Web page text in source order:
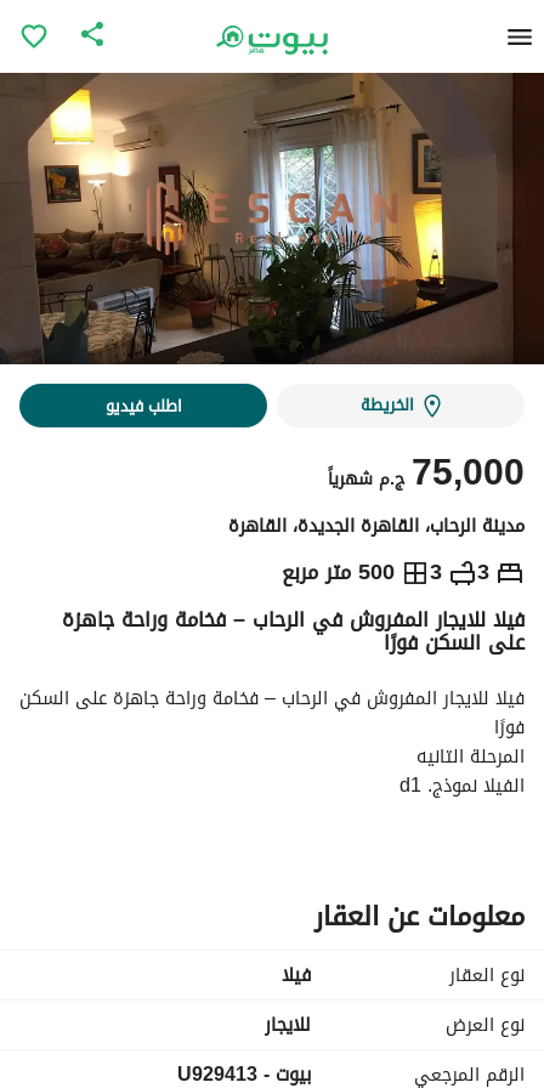
الخريطة اطلب فيديو
ج.م 75,000 شهرياً
مدينة الرحاب، القاهرة الجديدة، القاهرة
3
3 500 متر مربع ج.م 75,000شهرياً
الاماكن القريبة
فيلا للايجار المفروش في الرحاب – فخامة وراحة جاهزة
على السكن فورًا
فورًا
المرحلة التانيه
الفيلا نموذج. d1
مساحة المبانى 300متر
3 غرف نوم ( غرفه ماستر )
3 حمام
__
للمزيد من التفاصيل والعروض
اتصل بنا - على
احمد ناجى
معلومات عن العقار
نوع العقار
فیلا
نوع العرض
للايجار
الرقم المرجعي
بيوت - U929413